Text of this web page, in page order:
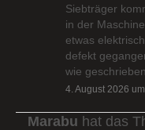
Siebträger
in der
etwas
defekt
wie
4. August 2026
Marabu hat das